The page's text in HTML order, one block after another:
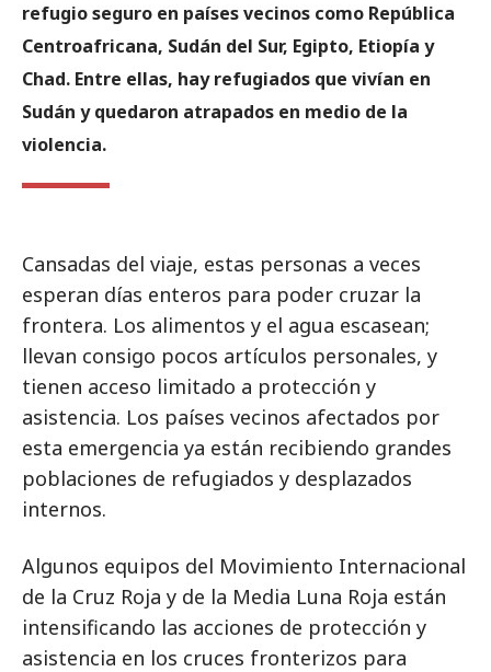
refugio seguro en países vecinos como República
Centroafricana, Sudán del Sur, Egipto, Etiopía y
Chad. Entre ellas, hay refugiados que vivían en
Sudán y quedaron atrapados en medio de la
violencia.
Cansadas del viaje, estas personas a veces
esperan días enteros para poder cruzar la
frontera. Los alimentos y el agua escasean;
llevan consigo pocos artículos personales, y
tienen acceso limitado a protección y
asistencia. Los países vecinos afectados por
esta emergencia ya están recibiendo grandes
poblaciones de refugiados y desplazados
internos.
Algunos equipos del Movimiento Internacional
de la Cruz Roja y de la Media Luna Roja están
intensificando las acciones de protección y
asistencia en los cruces fronterizos para